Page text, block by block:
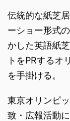
伝統的な紙芝
ーショー形式
かした英語紙
トをPRするオ
を手掛ける。
東京オリンピ
致・広報活動